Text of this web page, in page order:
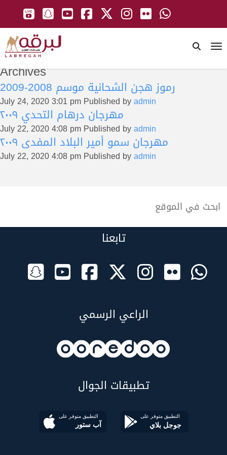
Archives
رموز هجن الشحانية موسم 2008-2009
July 24, 2020 3:01 pmPublished byadmin
مهرجان درهام التحدي ٢٠٠٩
July 22, 2020 4:08 pmPublished byadmin
مهرجان سمو أمير البلاد المفدى ٢٠٠٩
July 22, 2020 4:08 pmPublished byadmin
تابعنا
الراعي الرسمي
تطبيقات الجوال